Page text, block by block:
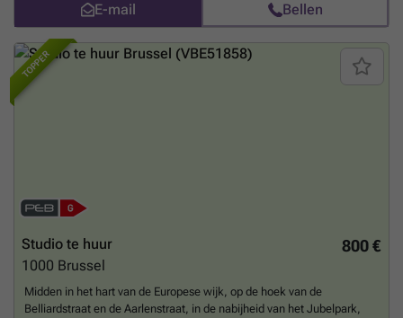
E-mail Bellen
TOPPER
800 €
Studio te huur
1000 Brussel
Midden in het hart van de Europese wijk, op de hoek van de
Belliardstraat en de Aarlenstraat, in de nabijheid van het Jubelpark,